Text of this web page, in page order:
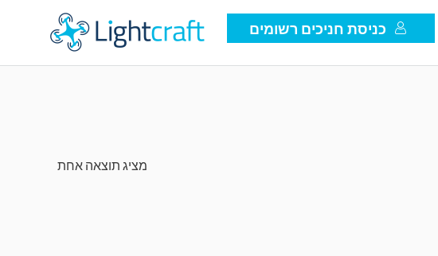
כניסת חניכים רשומים
מציג תוצאה אחת